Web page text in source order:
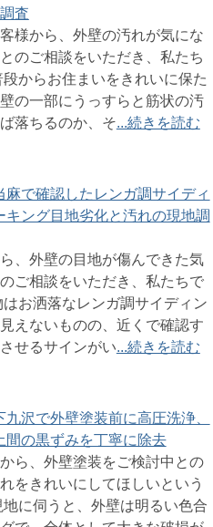
査
様から、外壁の汚れが気にな
のご相談をいただき、私たち
からお住まいをきれいに保た
の一部にうっすらと筋状の汚
落ちるのか、そ...続きを読む
麻で確認したレンガ調サイディ
キング目地劣化と汚れの現地調
、外壁の目地が傷んできた気
ご相談をいただき、私たちで
お洒落なレンガ調サイディン
えないものの、近くで確認す
せるサインがい...続きを読む
沢で外壁塗装前に高圧洗浄、
間の黒ずみを丁寧に除去
ら、外壁塗装をご検討中との
をきれいにしてほしいという
に伺うと、外壁は明るい色合